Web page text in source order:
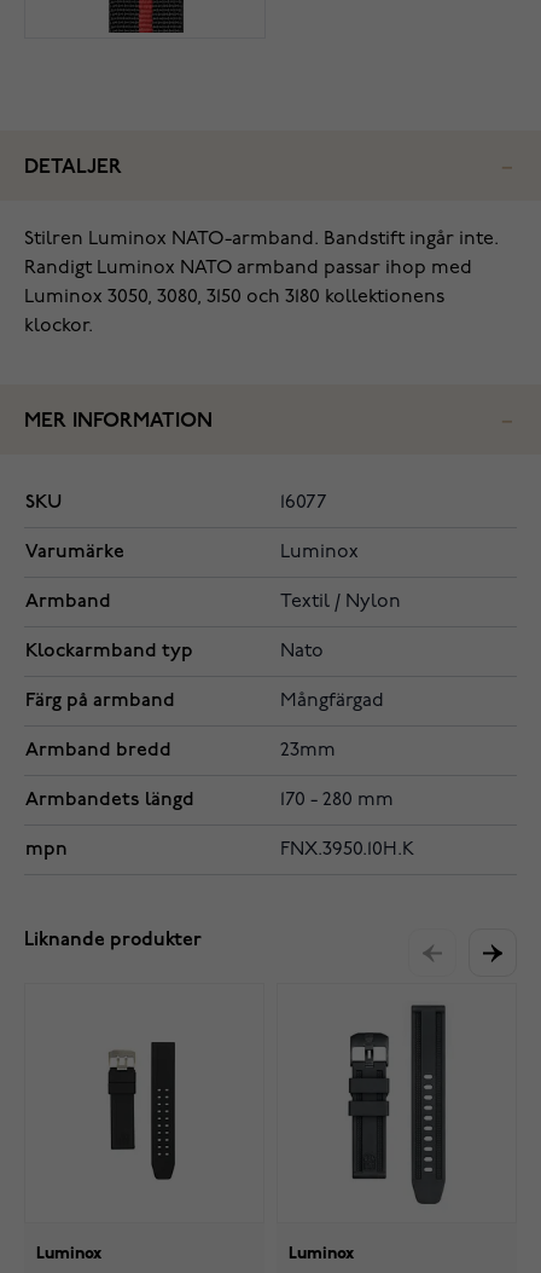
DETALJER
Stilren Luminox NATO-armband. Bandstift ingår inte.
Randigt Luminox NATO armband passar ihop med
Luminox 3050, 3080, 3150 och 3180 kollektionens
klockor.
MER INFORMATION
SKU 16077
Varumärke Luminox
Armband Textil / Nylon
Klockarmband typ Nato
Färg på armband Mångfärgad
Armband bredd 23mm
Armbandets längd 170 - 280 mm
mpn FNX.3950.10H.K
Liknande produkter
Luminox Luminox